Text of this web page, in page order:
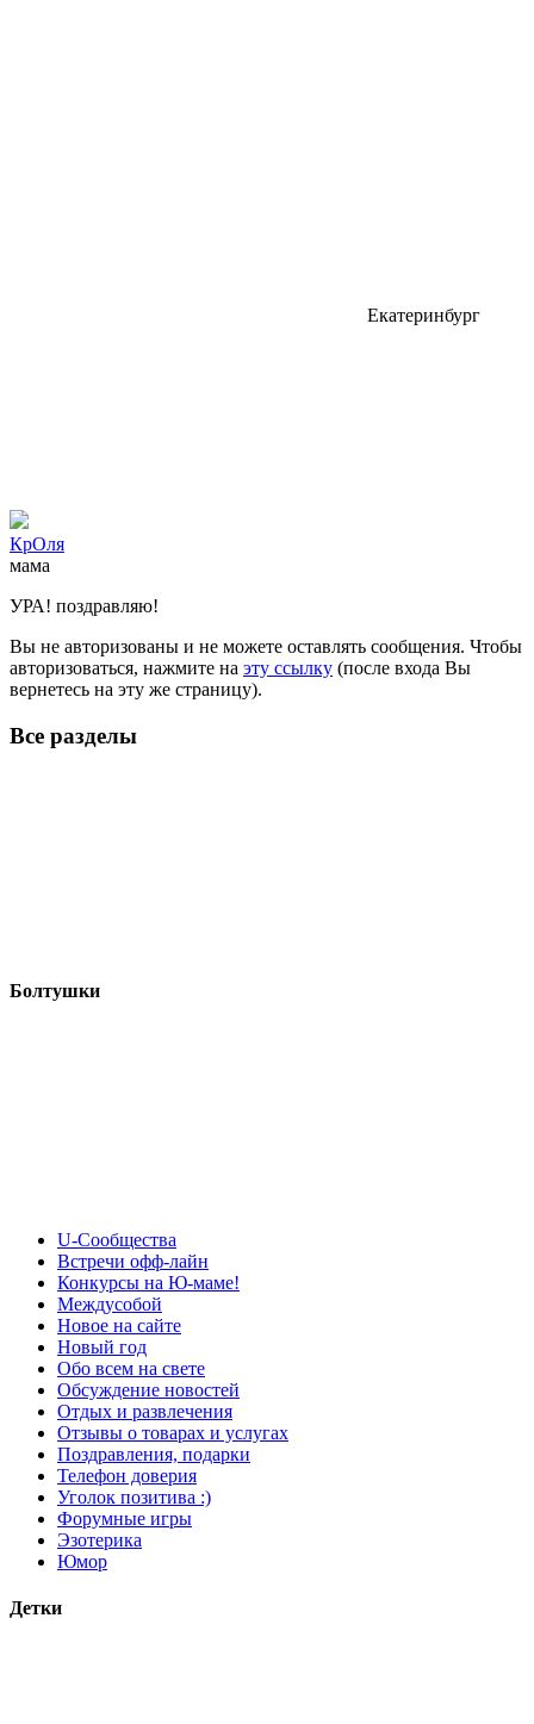
Екатеринбург
КрОля
мама
УРА! поздравляю!
Вы не авторизованы и не можете оставлять сообщения. Чтобы
авторизоваться, нажмите на эту ссылку (после входа Вы
вернетесь на эту же страницу).
Все разделы
Болтушки
U-Сообщества
Встречи офф-лайн
Конкурсы на Ю-маме!
Междусобой
Новое на сайте
Новый год
Обо всем на свете
Обсуждение новостей
Отдых и развлечения
Отзывы о товарах и услугах
Поздравления, подарки
Телефон доверия
Уголок позитива :)
Форумные игры
Эзотерика
Юмор
Детки